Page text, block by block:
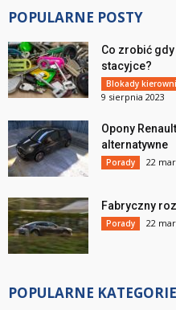
POPULARNE POSTY
Co zrobić
stacyjce?
Blokady
9 sierpnia 2023
Opony
alternatywne
Porady 22
Fabryczny
Porady 22
POPULARNE KATEGORIE